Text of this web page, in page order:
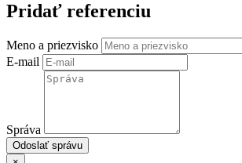
Pridať referenciu
Meno a priezvisko
E-mail
Správa
Odoslať správu